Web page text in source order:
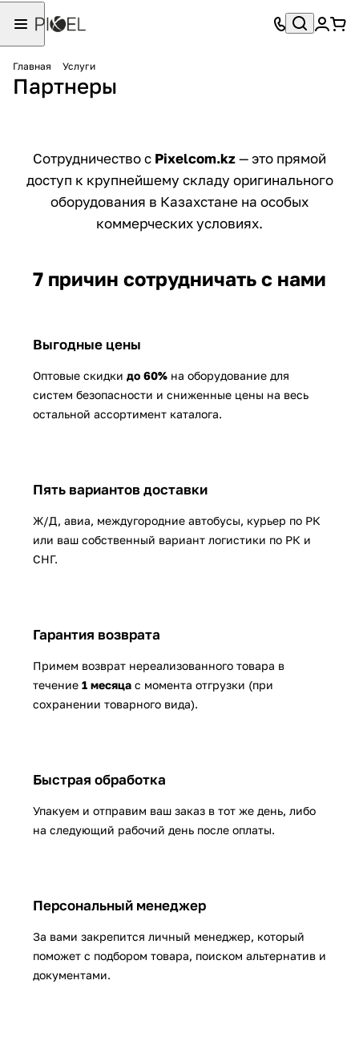
Главная Услуги
Партнеры
Сотрудничество с Pixelcom.kz— это прямой
доступ к крупнейшему складу оригинального
оборудования в Казахстане на особых
коммерческих условиях.
7 причин сотрудничать с нами
Выгодные цены
Оптовые скидки до 60% на оборудование для
систем безопасности и сниженные цены на весь
остальной ассортимент каталога.
Пять вариантов доставки
Ж/Д, авиа, междугородние автобусы, курьер по РК
или ваш собственный вариант логистики по РК и
СНГ.
Гарантия возврата
Примем возврат нереализованного товара в
течение 1 месяца с момента отгрузки (при
сохранении товарного вида).
Быстрая обработка
Упакуем и отправим ваш заказ в тот же день, либо
на следующий рабочий день после оплаты.
Персональный менеджер
За вами закрепится личный менеджер, который
поможет с подбором товара, поиском альтернатив и
документами.